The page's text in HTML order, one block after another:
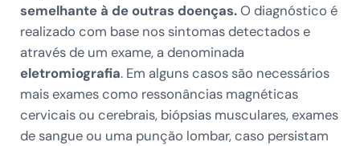
semelhante à de outras doenças.O diagnóstico é
realizado com base nos sintomas detectados e
através de um exame, a denominada
eletromiografia. Em alguns casos são necessários
mais exames como ressonâncias magnéticas
cervicais ou cerebrais, biópsias musculares, exames
de sangue ou uma punção lombar, caso persistam